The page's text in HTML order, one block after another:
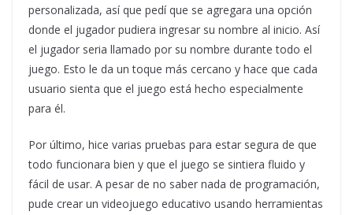
personalizada, así que pedí que se agregara una opción
donde el jugador pudiera ingresar su nombre al inicio. Así
el jugador seria llamado por su nombre durante todo el
juego. Esto le da un toque más cercano y hace que cada
usuario sienta que el juego está hecho especialmente
para él.
Por último, hice varias pruebas para estar segura de que
todo funcionara bien y que el juego se sintiera fluido y
fácil de usar. A pesar de no saber nada de programación,
pude crear un videojuego educativo usando herramientas